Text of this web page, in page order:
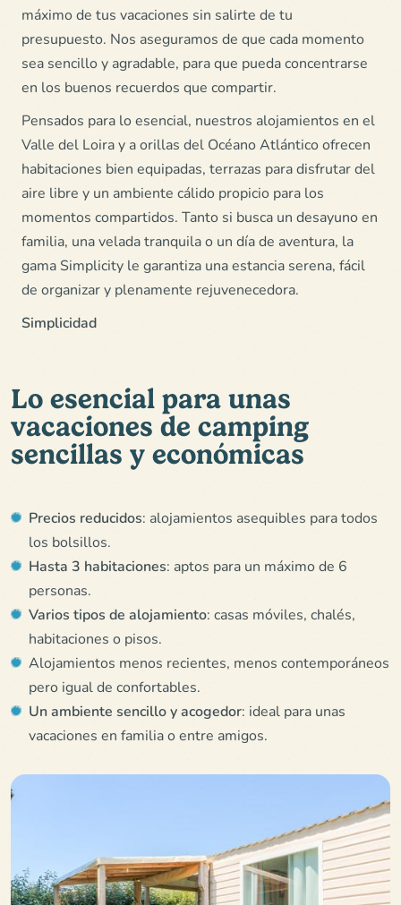
máximo de tus vacaciones sin salirte de tu
presupuesto. Nos aseguramos de que cada momento
sea sencillo y agradable, para que pueda concentrarse
en los buenos recuerdos que compartir.
Pensados para lo esencial, nuestros alojamientos en el
Valle del Loira y a orillas del Océano Atlántico ofrecen
habitaciones bien equipadas, terrazas para disfrutar del
aire libre y un ambiente cálido propicio para los
momentos compartidos. Tanto si busca un desayuno en
familia, una velada tranquila o un día de aventura, la
gama Simplicity le garantiza una estancia serena, fácil
de organizar y plenamente rejuvenecedora.
Simplicidad
Lo esencial para unas
vacaciones de camping
sencillas y económicas
Precios reducidos: alojamientos asequibles para todos
los bolsillos.
Hasta 3 habitaciones: aptos para un máximo de 6
personas.
Varios tipos de alojamiento: casas móviles, chalés,
habitaciones o pisos.
Alojamientos menos recientes, menos contemporáneos
pero igual de confortables.
Un ambiente sencillo y acogedor: ideal para unas
vacaciones en familia o entre amigos.